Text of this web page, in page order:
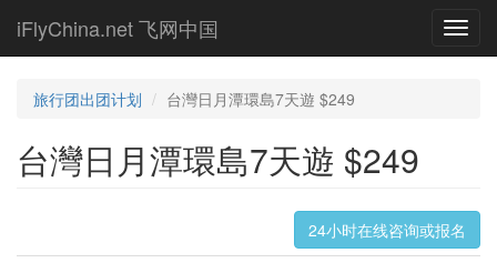
main
iFlyChina.net 飞网中国
旅行团出团计划 台灣日月潭環島7天遊 $249
台灣日月潭環島7天遊 $249
24小时在线咨询或报名